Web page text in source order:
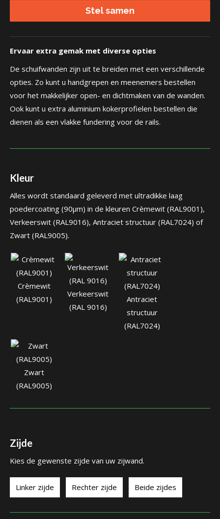
Stel samen
Ervaar extra gemak met diverse opties
De schuifwanden zijn uit te breiden met een verschillende
opties. Zo kunt u handgrepen en meenemers bestellen
voor het makkelijker open- en dichtmaken van de wanden.
Ook kunt u extra aluminium kokerprofielen bestellen die
dienen als een vlakke fundering voor de rails.
Kleur
Alles wordt standaard geleverd met ultradikke laag
poedercoating (90µm) in de kleuren Crèmewit (RAL9001),
Verkeerswit (RAL9016), Antraciet structuur (RAL7024) of
Zwart (RAL9005).
Crèmewit
(RAL9001)
Verkeerswit
(RAL 9016)
Antraciet
structuur
(RAL7024)
Zwart
(RAL9005)
Zijde
Kies de gewenste zijde van uw zijwand.
Linker zijde Rechter zijde Beide zijdes